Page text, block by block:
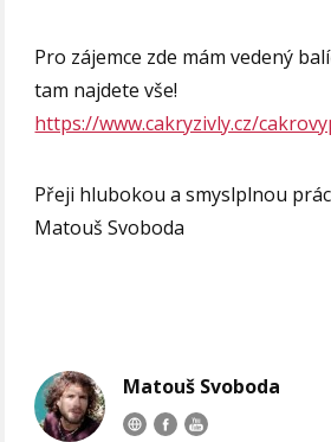
Pro zájemce zde mám vedený
tam najdete vše!
https://www.cakryzivly.cz/
Přeji hlubokou a smyslplnou
Matouš Svoboda
Matouš Svoboda